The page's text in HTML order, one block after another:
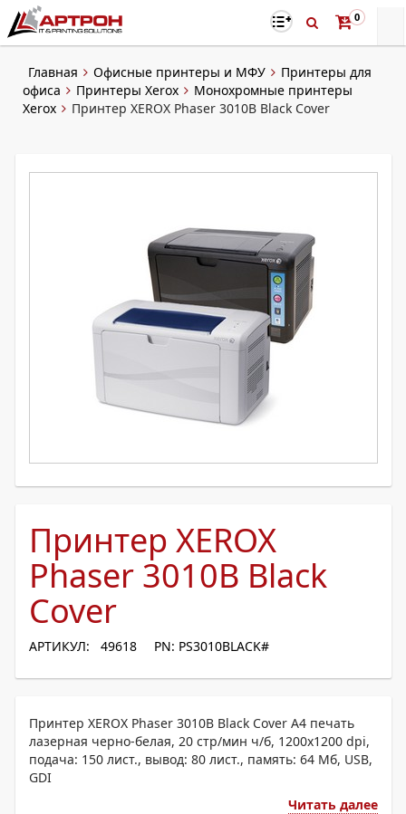
0
Главная Офисные принтеры и МФУ
Принтеры для
офиса
Принтеры Xerox
Монохромные принтеры
Xerox
Принтер XEROX Phaser 3010B Black Cover
Принтер XEROX
Phaser 3010B Black
Cover
АРТИКУЛ: 49618 PN: PS3010BLACK#
Принтер XEROX Phaser 3010B Black Cover A4 печать
лазерная черно-белая, 20 стр/мин ч/б, 1200x1200 dpi,
подача: 150 лист., вывод: 80 лист., память: 64 Мб, USB,
GDI
Читать далее